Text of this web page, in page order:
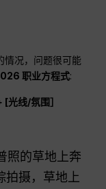
情况，问题很可能
职业方程式:
光线/氛围］
照的草地上奔
拍摄，草地上